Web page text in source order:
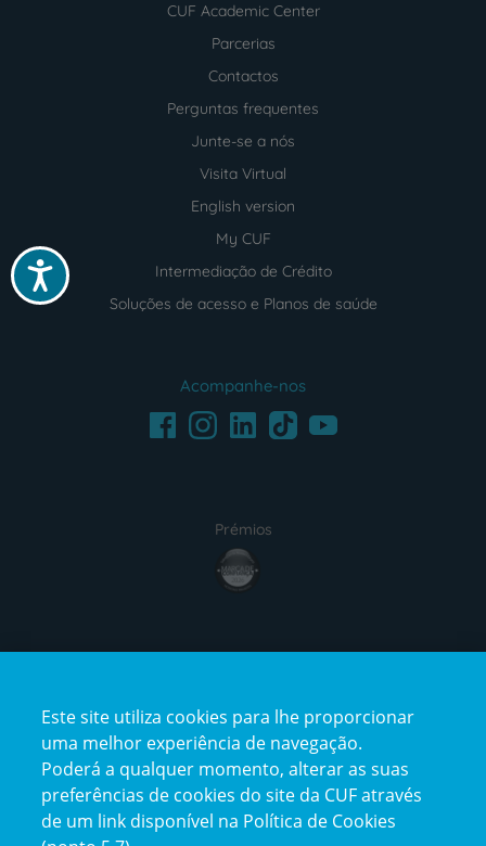
Acessibilidade
CUF Academic Center
Parcerias
Contactos
Perguntas frequentes
Junte-se a nós
Visita Virtual
English version
My CUF
Intermediação de Crédito
Soluções de acesso e Planos de saúde
Acompanhe-nos
FacebookInstagramLinkedInTikTokYoutube
Prémios
award4
certification2certification3
Este site utiliza cookies para lhe proporcionar
uma melhor experiência de navegação.
Poderá a qualquer momento, alterar as suas
preferências de cookies do site da CUF através
de um link disponível na Política de Cookies